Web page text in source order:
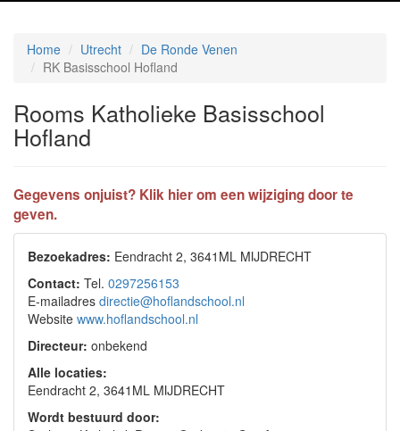
Home Utrecht
De Ronde Venen
RK Basisschool Hofland
Rooms Katholieke Basisschool
Hofland
Gegevens onjuist? Klik hier om een wijziging door te
geven.
Bezoekadres: Eendracht 2, 3641ML MIJDRECHT
Contact: Tel. 0297256153
E-mailadres directie@hoflandschool.nl
Website www.hoflandschool.nl
Directeur: onbekend
Alle locaties:
Eendracht 2, 3641ML MIJDRECHT
Wordt bestuurd door: